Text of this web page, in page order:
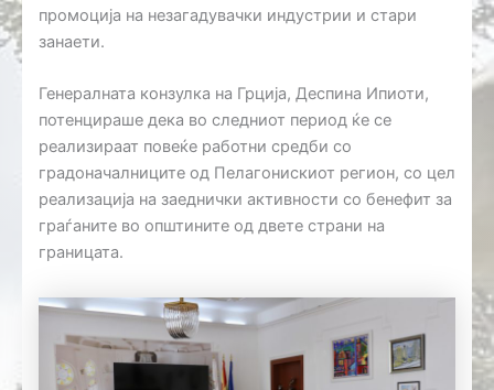
промоција на незагадувачки индустрии и стари
занаети.
Генералната конзулка на Грција, Деспина Ипиоти,
потенцираше дека во следниот период ќе се
реализираат повеќе работни средби со
градоначалниците од Пелагонискиот регион, со цел
реализација на заеднички активности со бенефит за
граѓаните во општините од двете страни на
границата.